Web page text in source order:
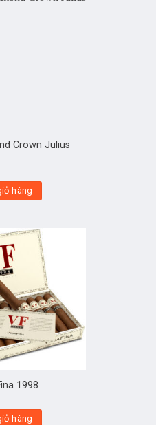
Crown Julius
hàng
1998
hàng